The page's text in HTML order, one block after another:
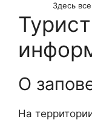
Здесь
О
На